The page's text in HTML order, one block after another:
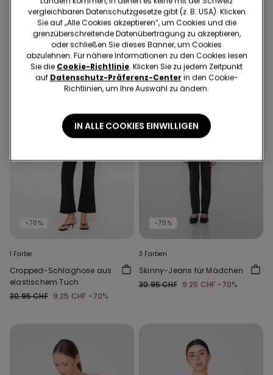
Micro recycelt
16.95 CHF 10.00 CHF-41%
Sneakersocken aus
Baumwolle Unisex
9.95 CHF
-70%
1 Farbe
Cropped-Schlaghose aus
elastischem Tuch
30.95 CHF 9.25 CHF -70%
-70%
3 Farben
Skinny-Jeans für Mädchen
30.95 CHF 9.25 CHF -70%
vergleichbaren Datenschutzgesetze gibt (z. B. USA). Klicken
Sie auf „Alle Cookies akzeptieren“, um Cookies und die
grenzüberschreitende Datenübertragung zu akzeptieren,
oder schließen Sie dieses Banner, um Cookies
abzulehnen. Für nähere Informationen zu den Cookies lesen
Sie die Cookie-Richtlinie. Klicken Sie zu jedem Zeitpunkt
auf Datenschutz-Präferenz-Center in den Cookie-
Richtlinien, um Ihre Auswahl zu ändern.
IN ALLE COOKIES EINWILLIGEN